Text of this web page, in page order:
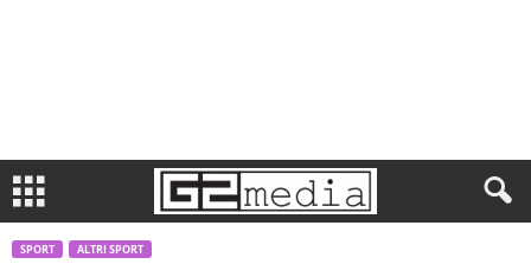
SPORT ALTRI SPORT